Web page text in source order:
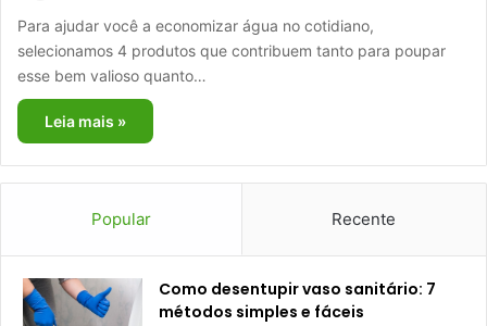
Para ajudar você a economizar água no cotidiano,
selecionamos 4 produtos que contribuem tanto para poupar
esse bem valioso quanto…
Leia mais »
Popular Recente
Como desentupir vaso sanitário: 7
métodos simples e fáceis